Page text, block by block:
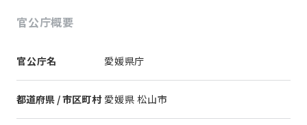
官公庁概要
官公庁名 愛媛県庁
都道府県 / 市区町村 愛媛県 松山市